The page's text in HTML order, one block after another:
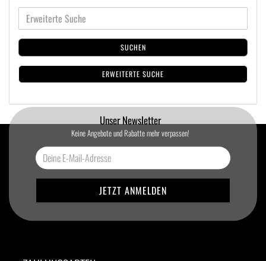
SUCHEN
ERWEITERTE SUCHE
Unser Newsletter
Keine Angebote und Rabatte mehr verpassen!